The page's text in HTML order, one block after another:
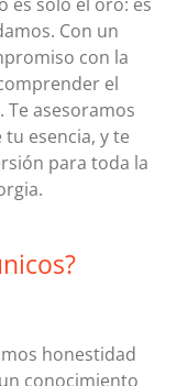
Con un
con la
el
Te asesoramos
esencia, y te
para toda la
honestidad
conocimiento